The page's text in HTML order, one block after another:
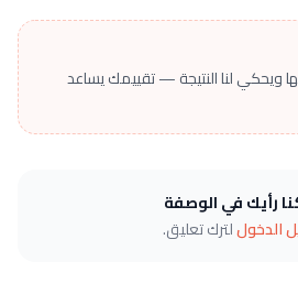
ويحكي لنا النتيجة — تقييمك يساعد
رأيك في الوصفة
الدخوللترك تعليق.